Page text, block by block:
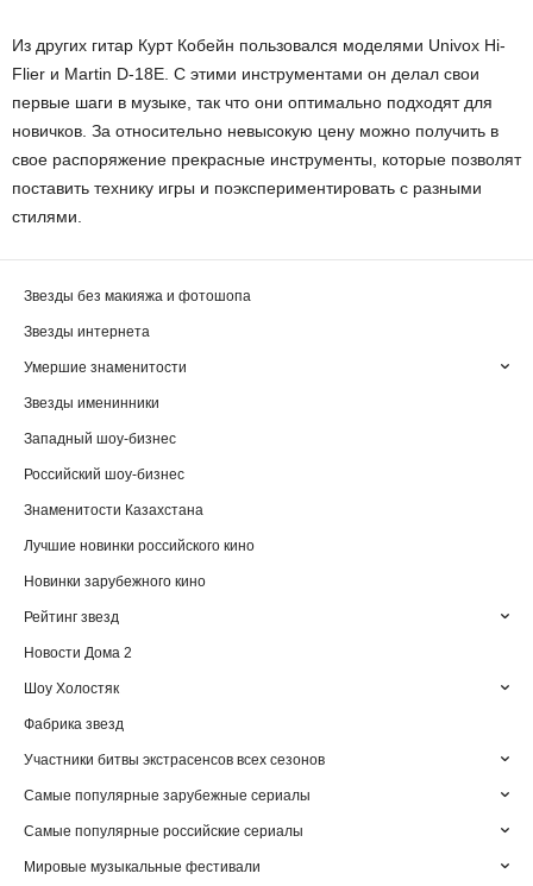
Из других гитар Курт Кобейн пользовался моделями Univox Hi-
Flier и Martin D-18E. С этими инструментами он делал свои
первые шаги в музыке, так что они оптимально подходят для
новичков. За относительно невысокую цену можно получить в
свое распоряжение прекрасные инструменты, которые позволят
поставить технику игры и поэкспериментировать с разными
стилями.
Звезды без макияжа и фотошопа
Звезды интернета
Умершие знаменитости
Звезды именинники
Западный шоу-бизнес
Российский шоу-бизнес
Знаменитости Казахстана
Лучшие новинки российского кино
Новинки зарубежного кино
Рейтинг звезд
Новости Дома 2
Шоу Холостяк
Фабрика звезд
Участники битвы экстрасенсов всех сезонов
Самые популярные зарубежные сериалы
Самые популярные российские сериалы
Мировые музыкальные фестивали